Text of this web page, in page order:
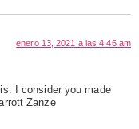
enero 13, 2021 a las 4:46 am
I consider you made
Zanze